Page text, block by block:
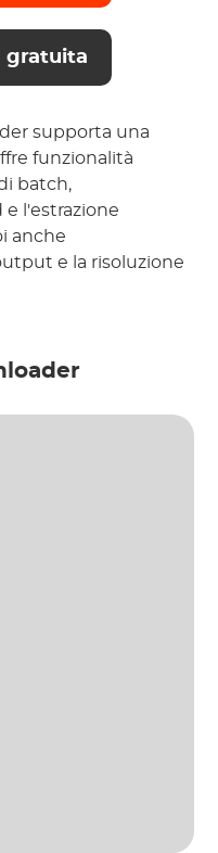
gratuita
supporta una
funzionalità
batch,
e l'estrazione
anche
e la risoluzione